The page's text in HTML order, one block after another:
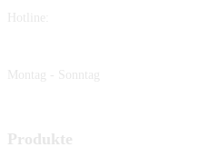
Hotline:
Montag - Sonntag
Produkte